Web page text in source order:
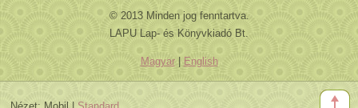
© 2013 Minden jog fenntartva.
LAPU Lap- és Könyvkiadó Bt.
Magyar| English